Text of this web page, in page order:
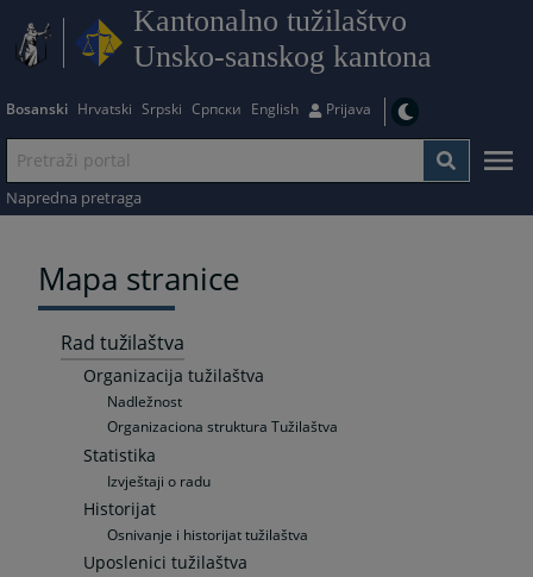
Kantonalno tužilaštvo
Unsko-sanskog kantona
Bosanski Hrvatski Srpski Српски English Prijava
Napredna pretraga
Mapa stranice
Rad tužilaštva
Organizacija tužilaštva
Nadležnost
Organizaciona struktura Tužilaštva
Statistika
Izvještaji o radu
Historijat
Osnivanje i historijat tužilaštva
Uposlenici tužilaštva